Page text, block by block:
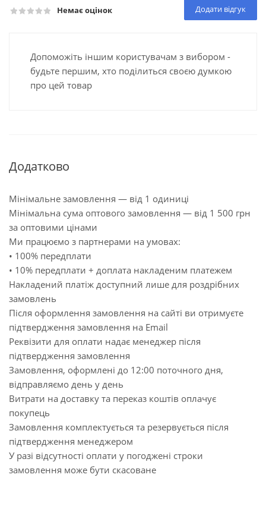
Немає оцінок Додати відгук
Допоможіть іншим користувачам з вибором -
будьте першим, хто поділиться своєю думкою
про цей товар
Додатково
Мінімальне замовлення — від 1 одиниці
Мінімальна сума оптового замовлення — від 1 500 грн
за оптовими цінами
Ми працюємо з партнерами на умовах:
• 100% передплати
• 10% передплати + доплата накладеним платежем
Накладений платіж доступний лише для роздрібних
замовлень
Після оформлення замовлення на сайті ви отримуєте
підтвердження замовлення на Email
Реквізити для оплати надає менеджер після
підтвердження замовлення
Замовлення, оформлені до 12:00 поточного дня,
відправляємо день у день
Витрати на доставку та переказ коштів оплачує
покупець
Замовлення комплектується та резервується після
підтвердження менеджером
У разі відсутності оплати у погоджені строки
замовлення може бути скасоване